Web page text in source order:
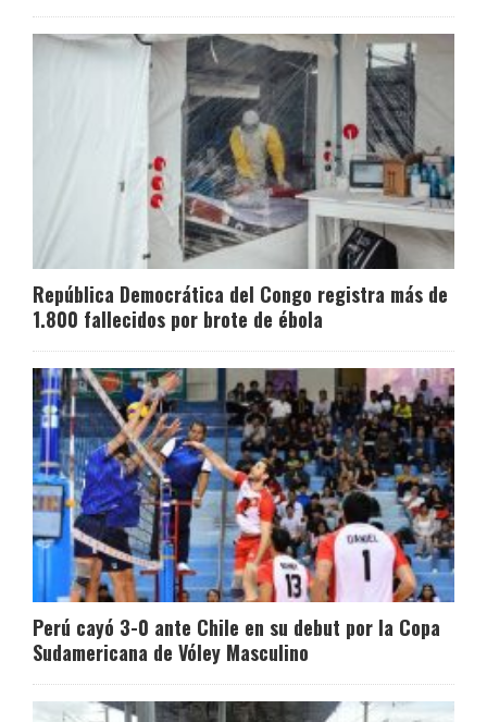
República Democrática del Congo registra más de
1.800 fallecidos por brote de ébola
Perú cayó 3-0 ante Chile en su debut por la Copa
Sudamericana de Vóley Masculino